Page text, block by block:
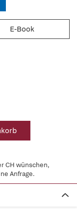
E-Book
CH wünschen,
Anfrage.